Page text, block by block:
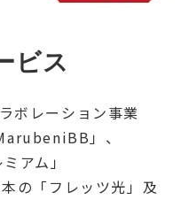
ビス
ボレーション事業
」、
アム」
の「フレッツ光」及